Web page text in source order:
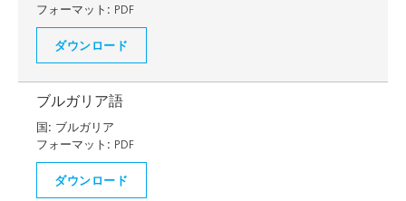
フォーマット: PDF
ダウンロード
ブルガリア語
国: ブルガリア
フォーマット: PDF
ダウンロード